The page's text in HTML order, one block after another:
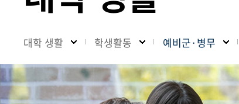
대학 생활 학생활동 예비군·병무